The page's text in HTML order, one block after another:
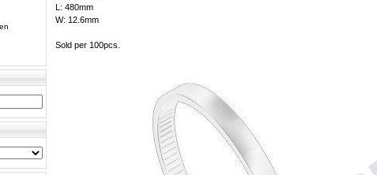
L: 480mm
W: 12.6mm
Sold per 100pcs.